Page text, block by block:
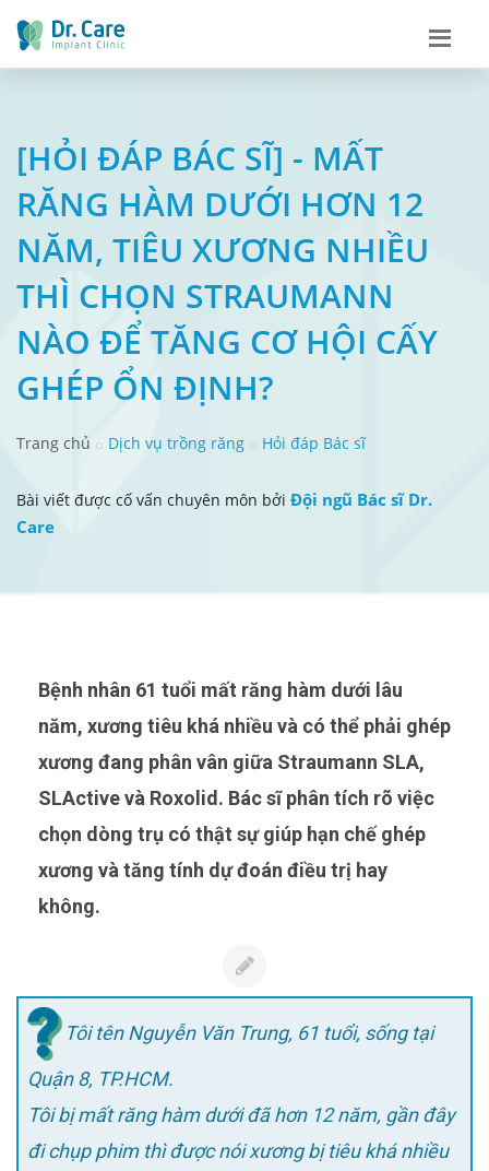
[HỎI ĐÁP BÁC SĨ] - MẤT
RĂNG HÀM DƯỚI HƠN 12
NĂM, TIÊU XƯƠNG NHIỀU
THÌ CHỌN STRAUMANN
NÀO ĐỂ TĂNG CƠ HỘI CẤY
GHÉP ỔN ĐỊNH?
Trang chủ Dịch vụ trồng răng Hỏi đáp Bác sĩ
Bài viết được cố vấn chuyên môn bởi Đội ngũ Bác sĩ Dr.
Care
Bệnh nhân 61 tuổi mất răng hàm dưới lâu
năm, xương tiêu khá nhiều và có thể phải ghép
xương đang phân vân giữa Straumann SLA,
SLActive và Roxolid. Bác sĩ phân tích rõ việc
chọn dòng trụ có thật sự giúp hạn chế ghép
xương và tăng tính dự đoán điều trị hay
không.
Tôi tên Nguyễn Văn Trung, 61 tuổi, sống tại
Quận 8, TP.HCM.
Tôi bị mất răng hàm dưới đã hơn 12 năm, gần đây
đi chụp phim thì được nói xương bị tiêu khá nhiều